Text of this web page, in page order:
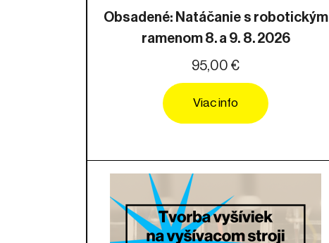
Obsadené: Natáčanie s robotickým
ramenom 8. a 9. 8. 2026
95,00 €
Viac info